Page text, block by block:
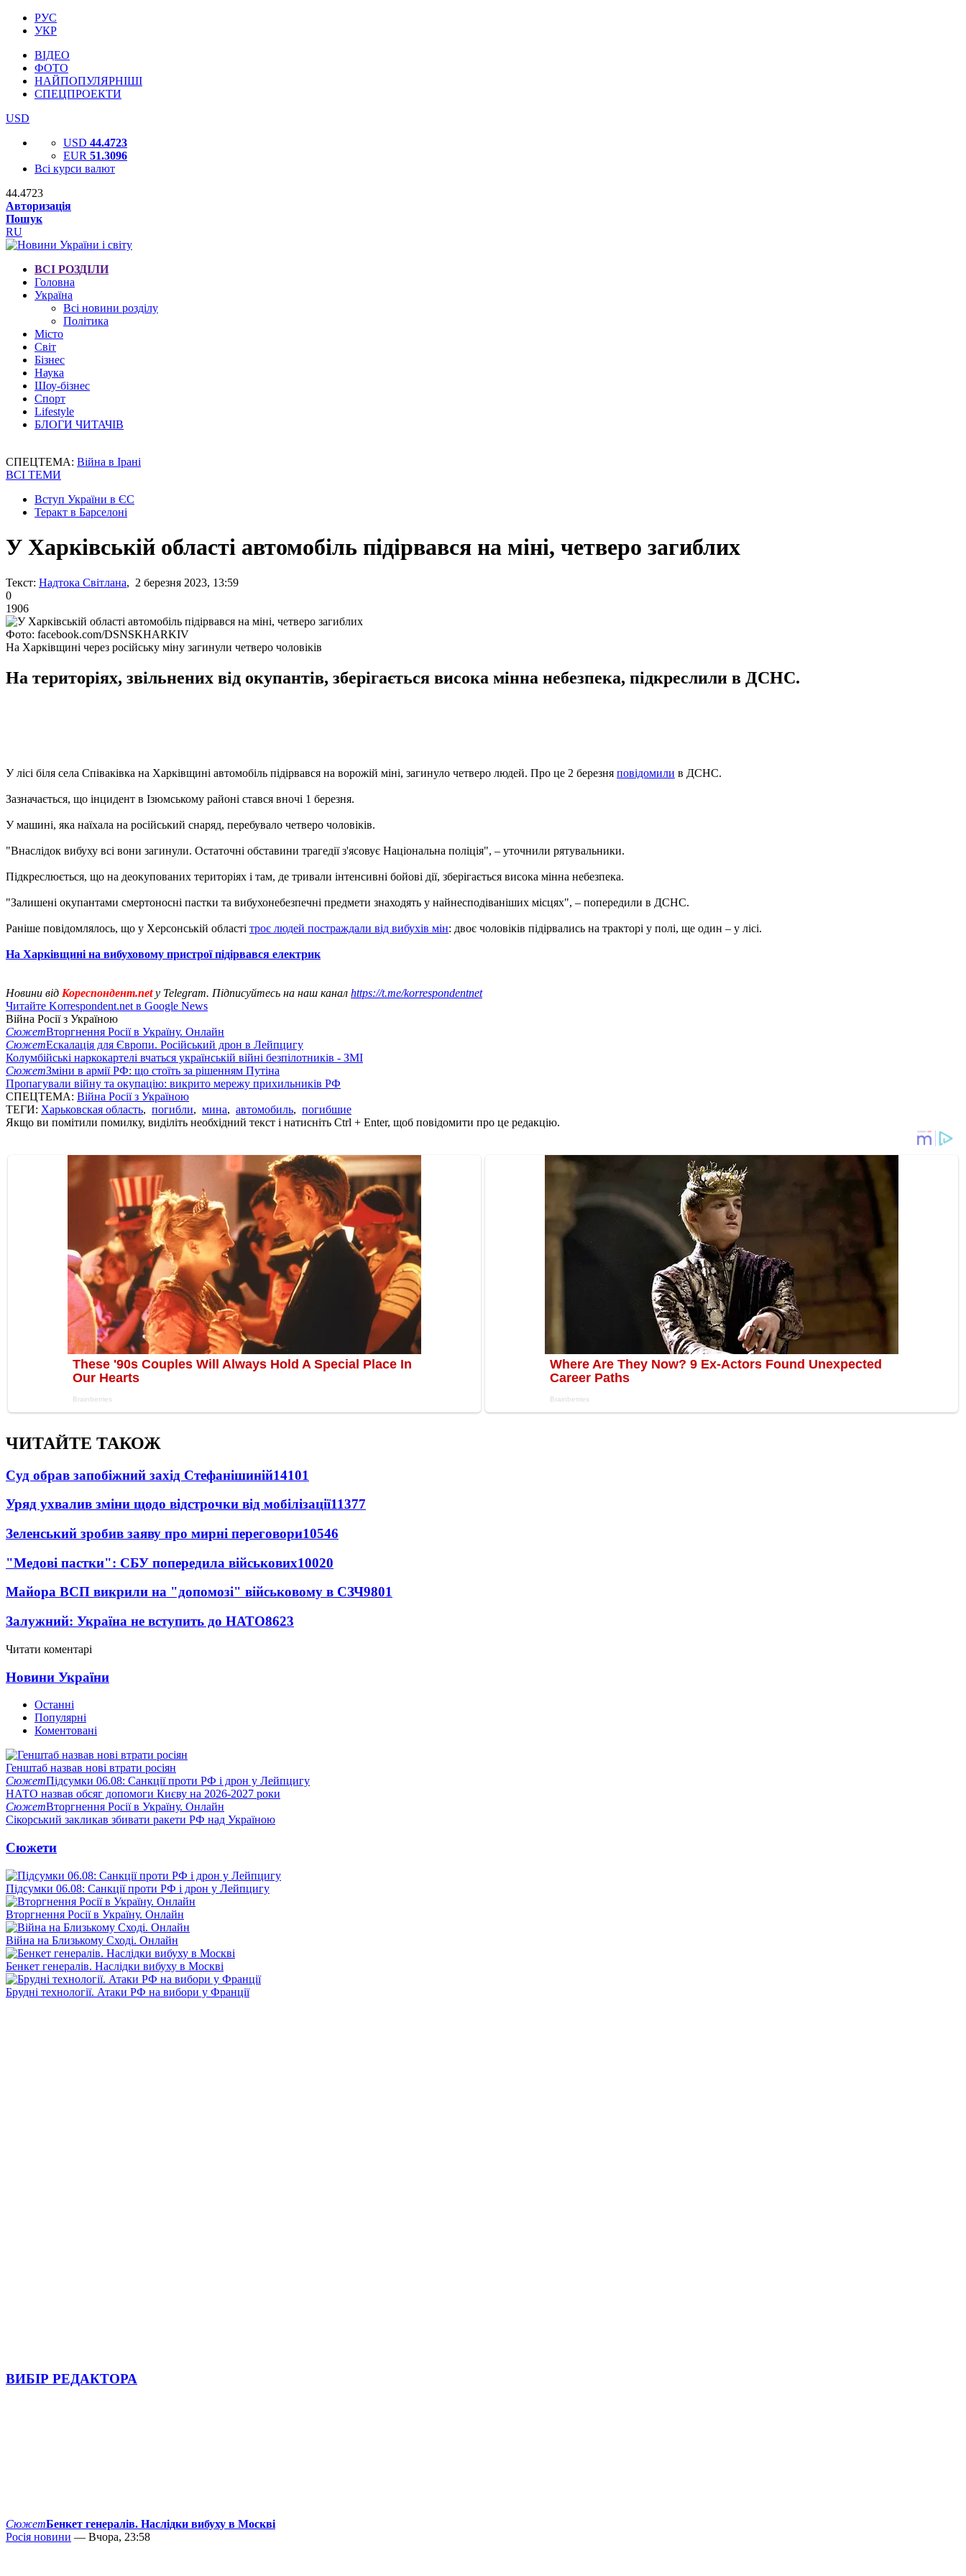
РУС
УКР
ВІДЕО
ФОТО
НАЙПОПУЛЯРНІШІ
СПЕЦПРОЕКТИ
USD
USD 44.4723
EUR 51.3096
Всі курси валют
44.4723
Авторизація
Пошук
RU
ВСІ РОЗДІЛИ
Головна
Україна
Всі новини розділу
Політика
Місто
Світ
Бізнес
Наука
Шоу-бізнес
Спорт
Lifestyle
БЛОГИ ЧИТАЧІВ
СПЕЦТЕМА: Війна в Ірані
ВСІ ТЕМИ
Вступ України в ЄС
Теракт в Барселоні
У Харківській області автомобіль підірвався на міні, четверо загиблих
Текст: Надтока Світлана, 2 березня 2023, 13:59
0
1906
Фото: facebook.com/DSNSKHARKIV
На Харківщині через російську міну загинули четверо чоловіків
На територіях, звільнених від окупантів, зберігається висока мінна небезпека, підкреслили в ДСНС.
У лісі біля села Співаківка на Харківщині автомобіль підірвався на ворожій міні, загинуло четверо людей. Про це 2 березня повідомили в ДСНС.
Зазначається, що інцидент в Ізюмському районі стався вночі 1 березня.
У машині, яка наїхала на російський снаряд, перебувало четверо чоловіків.
"Внаслідок вибуху всі вони загинули. Остаточні обставини трагедії з'ясовує Національна поліція", – уточнили рятувальники.
Підкреслюється, що на деокупованих територіях і там, де тривали інтенсивні бойові дії, зберігається висока мінна небезпека.
"Залишені окупантами смертоносні пастки та вибухонебезпечні предмети знаходять у найнесподіваніших місцях", – попередили в ДСНС.
Раніше повідомлялось, що у Херсонській області троє людей постраждали від вибухів мін: двоє чоловіків підірвались на тракторі у полі, ще один – у лісі.
На Харківщині на вибуховому пристрої підірвався електрик
Новини від Кореспондент.netу Telegram. Підписуйтесь на наш канал https://t.me/korrespondentnet
Читайте Korrespondent.net в Google News
Війна Росії з Україною
СюжетВторгнення Росії в Україну. Онлайн
СюжетЕскалація для Європи. Російський дрон в Лейпцигу
Колумбійські наркокартелі вчаться українській війні безпілотників - ЗМІ
СюжетЗміни в армії РФ: що стоїть за рішенням Путіна
Пропагували війну та окупацію: викрито мережу прихильників РФ
СПЕЦТЕМА: Війна Росії з Україною
ТЕГИ: Харьковская область, погибли, мина, автомобиль, погибшие
Якщо ви помітили помилку, виділіть необхідний текст і натисніть Ctrl + Enter, щоб повідомити про це редакцію.
ЧИТАЙТЕ ТАКОЖ
Суд обрав запобіжний захід Стефанішиній14101
Уряд ухвалив зміни щодо відстрочки від мобілізації11377
Зеленський зробив заяву про мирні переговори10546
"Медові пастки": СБУ попередила військових10020
Майора ВСП викрили на "допомозі" військовому в СЗЧ9801
Залужний: Україна не вступить до НАТО8623
Читати коментарі
Новини України
Останні
Популярні
Коментовані
Генштаб назвав нові втрати росіян
СюжетПідсумки 06.08: Санкції проти РФ і дрон у Лейпцигу
НАТО назвав обсяг допомоги Києву на 2026-2027 роки
СюжетВторгнення Росії в Україну. Онлайн
Сікорський закликав збивати ракети РФ над Україною
Сюжети
Підсумки 06.08: Санкції проти РФ і дрон у Лейпцигу
Вторгнення Росії в Україну. Онлайн
Війна на Близькому Сході. Онлайн
Бенкет генералів. Наслідки вибуху в Москві
Брудні технології. Атаки РФ на вибори у Франції
ВИБІР РЕДАКТОРА
СюжетБенкет генералів. Наслідки вибуху в Москві
Росія новини — Вчора, 23:58